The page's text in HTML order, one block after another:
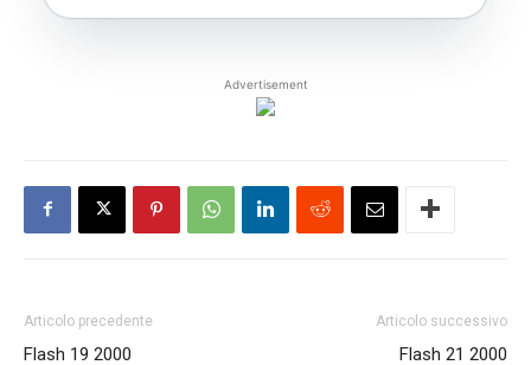
Advertisement
Articolo precedente
Flash 19 2000
Articolo successivo
Flash 21 2000